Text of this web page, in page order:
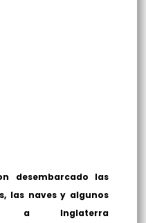
desembarcado las
las naves y algunos
a Inglaterra